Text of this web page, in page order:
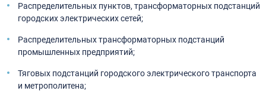
Распределительных пунктов, трансформаторных подстанций
городских электрических сетей;
Распределительных трансформаторных подстанций
промышленных предприятий;
Тяговых подстанций городского электрического транспорта
и метрополитена;